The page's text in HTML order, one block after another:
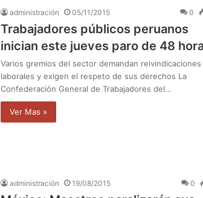
administración 05/11/2015 0
Trabajadores públicos peruanos
inician este jueves paro de 48
Varios gremios del sector demandan reivindicaciones
laborales y exigen el respeto de sus derechos La
Confederación General de Trabajadores del…
Ver Mas »
administración 19/08/2015 0